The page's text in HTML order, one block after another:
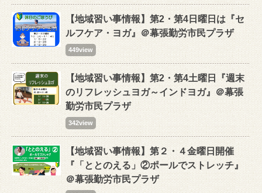
【地域習い事情報】第2・第4日曜日は『セ
ルフケア・ヨガ』＠幕張勤労市民プラザ
449view
【地域習い事情報】第2・第4土曜日『週末
のリフレッシュヨガ～インドヨガ』＠幕張
勤労市民プラザ
342view
【地域習い事情報】第２・４金曜日開催
『「ととのえる」②ポールでストレッチ』
＠幕張勤労市民プラザ